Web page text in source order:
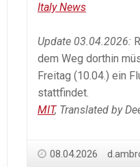
Italy News
Update 03.04.2026:
dem Weg dorthin
Freitag (10.04.) ein
stattfindet.
MIT, Translated by
08.04.2026